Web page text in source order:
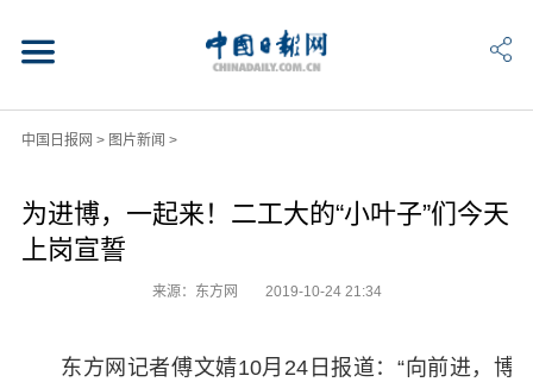
中国日报网 > 图片新闻 >
为进博，一起来！二工大的“小叶子”们今天
上岗宣誓
来源：东方网 2019-10-24 21:34
东方网记者傅文婧10月24日报道：“向前进，博